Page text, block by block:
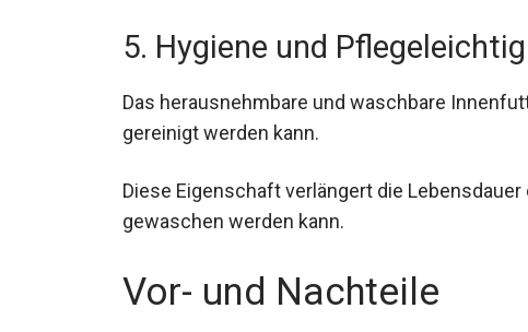
5. Hygiene und
Das herausnehmbare und waschbare
gereinigt werden kann.
Diese Eigenschaft verlängert die
gewaschen werden kann.
Vor- und Nachteile